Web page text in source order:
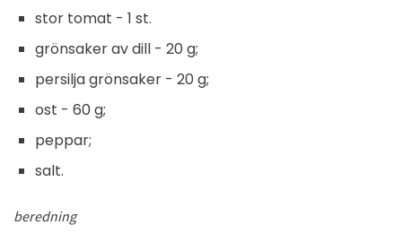
stor tomat - 1 st.
grönsaker av dill - 20 g;
persilja grönsaker - 20 g;
ost - 60 g;
peppar;
salt.
beredning